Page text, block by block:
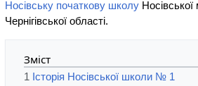
Носівську початкову школуНосівської
Чернігівської області.
Зміст
1 Історія Носівської школи № 1